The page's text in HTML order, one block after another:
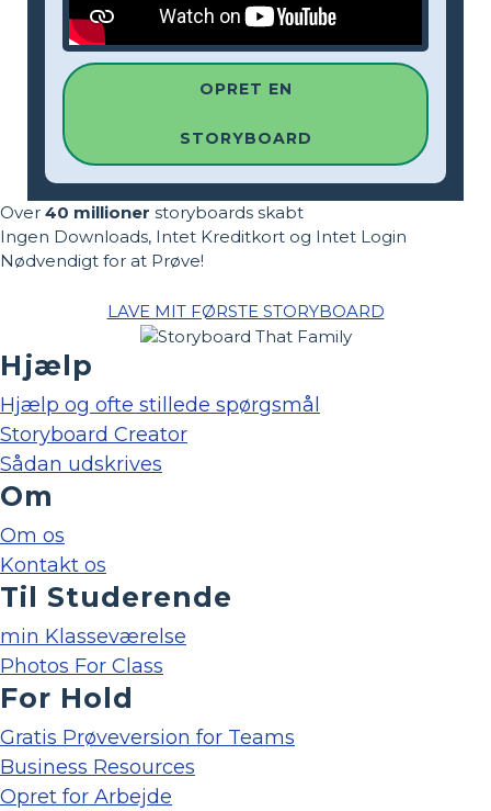
OPRET EN
STORYBOARD
Over 40 millioner storyboards skabt
Ingen Downloads, Intet Kreditkort og Intet Login
Nødvendigt for at Prøve!
LAVE MIT FØRSTE STORYBOARD
Hjælp
Hjælp og ofte stillede spørgsmål
Storyboard Creator
Sådan udskrives
Om
Om os
Kontakt os
Til Studerende
min Klasseværelse
Photos For Class
For Hold
Gratis Prøveversion for Teams
Business Resources
Opret for Arbejde